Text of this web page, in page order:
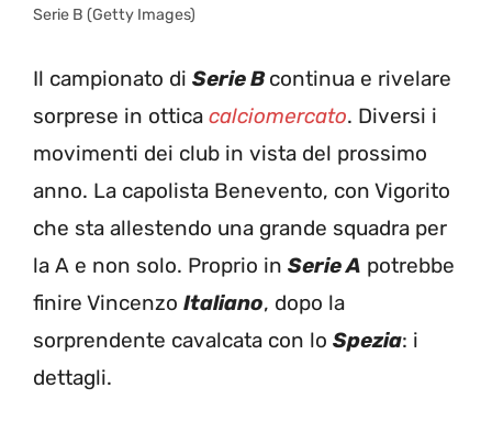
Serie B (Getty Images)
Il campionato di Serie B continua e rivelare
sorprese in ottica calciomercato. Diversi i
movimenti dei club in vista del prossimo
anno. La capolista Benevento, con Vigorito
che sta allestendo una grande squadra per
la A e non solo. Proprio in Serie A potrebbe
finire Vincenzo Italiano, dopo la
sorprendente cavalcata con lo Spezia: i
dettagli.